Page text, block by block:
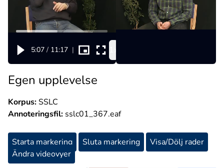
5:07 / 11:17 |
Egen upplevelse
Korpus:SSLC
Annoteringsfil: sslc01_367.eaf
Starta markering Sluta markering
Visa/Dölj rader
Ändra videovyer